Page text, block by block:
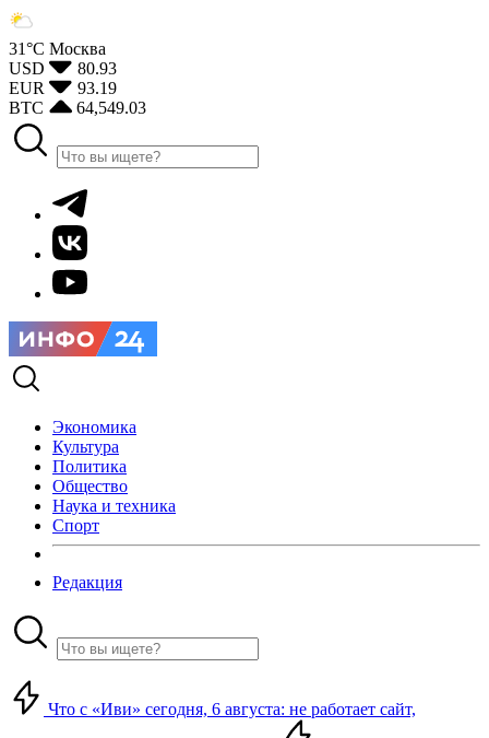
31°С Москва
USD
80.93
EUR
93.19
BTC
64,549.03
Экономика
Культура
Политика
Общество
Наука и техника
Спорт
Редакция
Что с «Иви» сегодня, 6 августа: не работает сайт,